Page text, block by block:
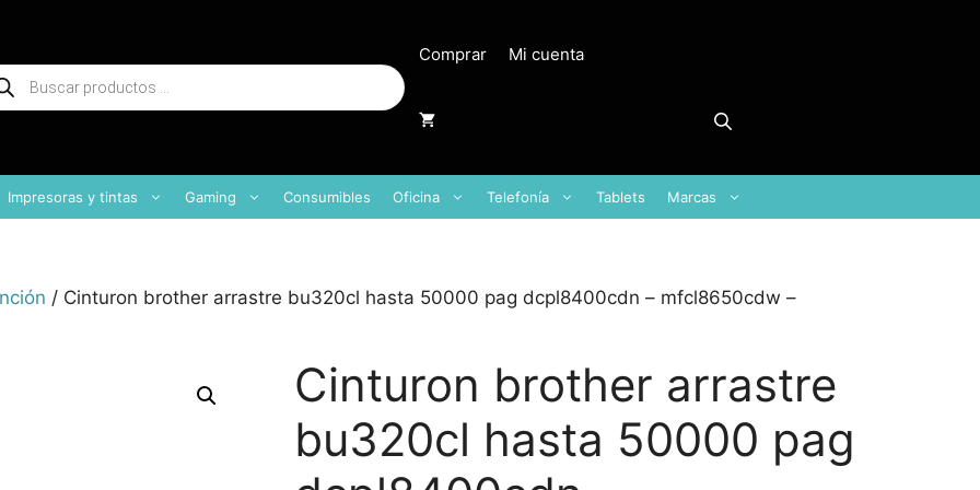
Comprar Mi cuenta
Impresoras y tintas Gaming Consumibles Oficina Telefonía Tablets Marcas
/ Cinturon brother arrastre bu320cl hasta 50000 pag dcpl8400cdn – mfcl8650cdw –
Cinturon brother arrastre
bu320cl hasta 50000 pag